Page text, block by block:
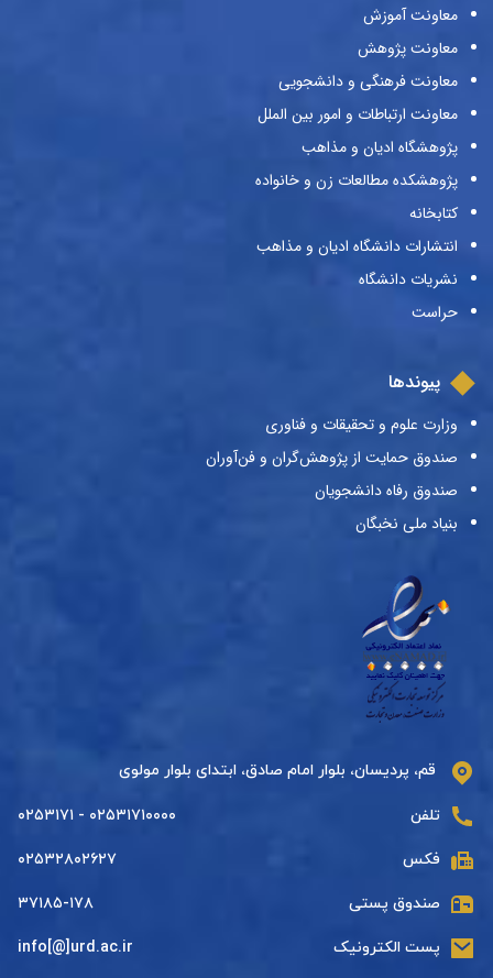
معاونت آموزش
معاونت پژوهش
معاونت فرهنگی و دانشجویی
معاونت ارتباطات و امور بین الملل
پژوهشگاه ادیان و مذاهب
پژوهشکده مطالعات زن و خانواده
کتابخانه
انتشارات دانشگاه ادیان و مذاهب
نشریات دانشگاه
حراست
پیوندها
وزارت علوم و تحقیقات و فناوری
صندوق حمایت از پژوهش‌گران و فن‌آوران
صندوق رفاه دانشجویان
بنیاد ملی نخبگان
قم، پردیسان، بلوار امام صادق، ابتدای بلوار مولوی
تلفن ۰۲۵۳۱۷۱۰۰۰۰ - ۰۲۵۳۱۷۱
فکس ۰۲۵۳۲۸۰۲۶۲۷
صندوق پستی ۳۷۱۸۵-۱۷۸
پست الکترونیک info[@]urd.ac.ir